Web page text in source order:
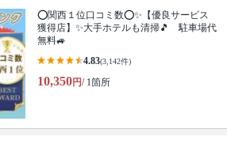
⭕関西１位口コミ数⭕✨【優良サービス
獲得店】✨大手ホテルも清掃🎵 駐車場代
無料🚙
4.83(3,142件)
10,350円/ 1箇所